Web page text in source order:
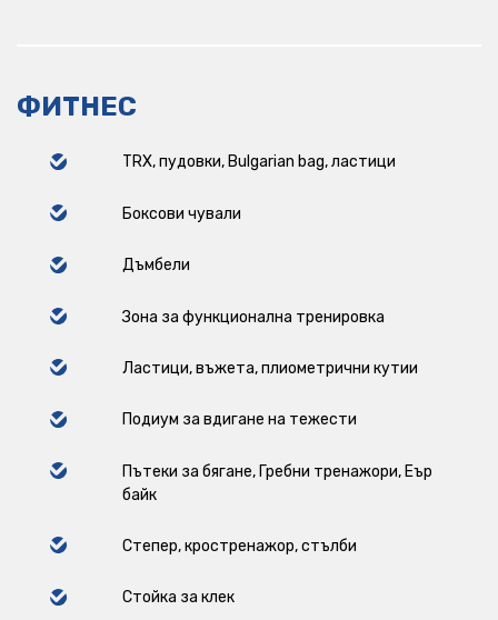
ФИТНЕС
TRX, пудовки, Bulgarian bag, ластици
Боксови чували
Дъмбели
Зона за функционална тренировка
Ластици, въжета, плиометрични кутии
Подиум за вдигане на тежести
Пътеки за бягане, Гребни тренажори, Еър
байк
Степер, кростренажор, стълби
Стойка за клек